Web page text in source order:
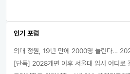
인기 포럼
의대 정원, 19년 만에 2000명 늘린다…
[단독] 2028개편 이후 서울대 입시 어디로